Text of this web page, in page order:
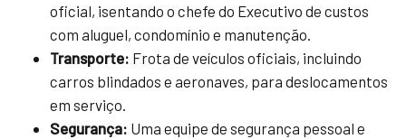
oficial, isentando o chefe do Executivo de custos
com aluguel, condomínio e manutenção.
Transporte: Frota de veículos oficiais, incluindo
carros blindados e aeronaves, para deslocamentos
em serviço.
Segurança: Uma equipe de segurança pessoal e